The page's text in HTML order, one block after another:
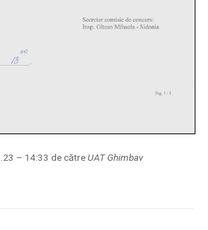
– 14:33 de cătreUAT Ghimbav